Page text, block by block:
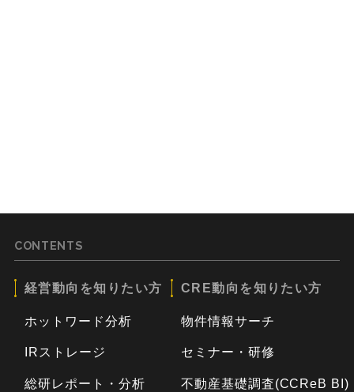
CONTENTS
経営動向を知りたい方
ホットワード分析
IRストレージ
総研レポート・分析
CRE動向を知りたい方
物件情報サーチ
セミナー・研修
不動産基礎調査(CCReB BI)